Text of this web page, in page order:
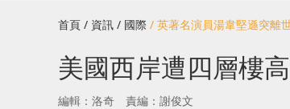
首頁 / 資訊 / 國際 / 英著名演員湯韋堅遜突離
美國西岸遭四層樓
編輯：洛奇 責編：謝俊文